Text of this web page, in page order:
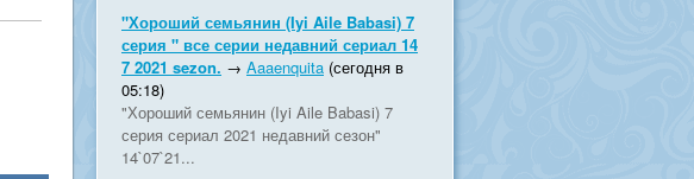
"Хороший семьянин (Iyi Aile Babasi) 7
серия " все серии недавний сериал 14
7 2021 sezon. → Aaaenquita (сегодня в
05:18)
"Хороший семьянин (Iyi Aile Babasi) 7
серия сериал 2021 недавний сезон"
14`07`21...